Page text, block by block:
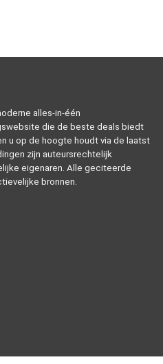
alles-in-één
die de beste deals biedt
u op de hoogte houdt via de laatst
zijn auteursrechtelijk
eigenaren. Alle geciteerde
bronnen.